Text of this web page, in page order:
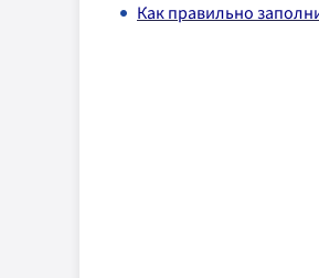
Как правильно